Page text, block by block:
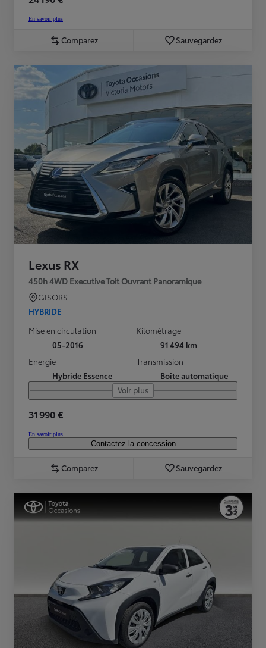
En savoir plus
Comparez Sauvegardez
Lexus RX
450h 4WD Executive Toit Ouvrant Panoramique
GISORS
HYBRIDE
Mise en circulation
05-2016
Kilométrage
91 494 km
Energie
Hybride Essence
Transmission
Boîte automatique
Voir plus
31 990 €
En savoir plus
Contactez la concession
Comparez Sauvegardez